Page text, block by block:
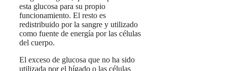
esta glucosa para su propio
funcionamiento. El resto es
redistribuido por la sangre y utilizado
como fuente de energía por las células
del cuerpo.
El exceso de glucosa que no ha sido
utilizada por el hígado o las células